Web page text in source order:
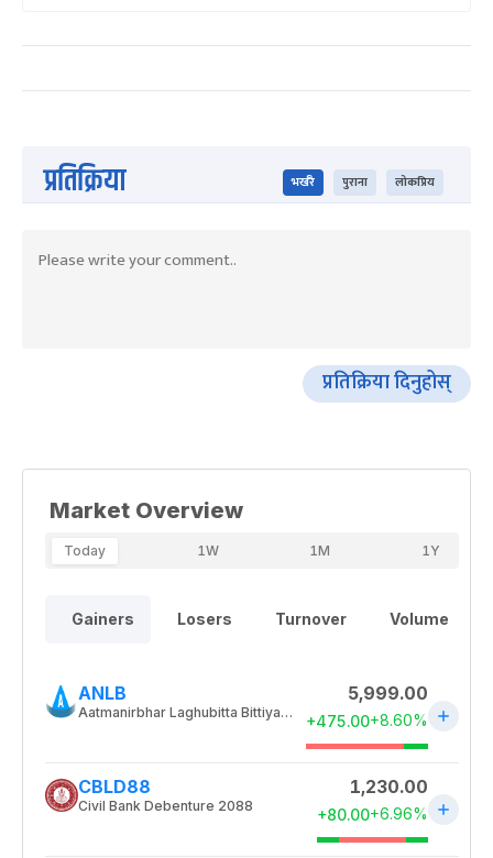
प्रतिक्रिया भर्खरै पुराना लोकप्रिय
प्रतिक्रिया दिनुहोस्